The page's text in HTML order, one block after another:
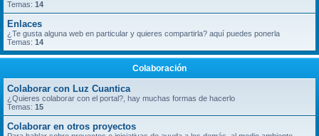
Temas: 14
Enlaces
¿Te gusta alguna web en particular y quieres compartirla? aquí puedes ponerla
Temas: 14
Colaboración
Colaborar con Luz Cuantica
¿Quieres colaborar con el portal?, hay muchas formas de hacerlo
Temas: 15
Colaborar en otros proyectos